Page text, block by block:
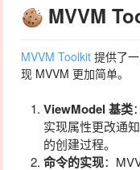
MVVM
MVVM Toolkit 提供了
现 MVVM 更加简单。
ViewModel 基类
实现属性更改通
的创建过程。
命令的实现：